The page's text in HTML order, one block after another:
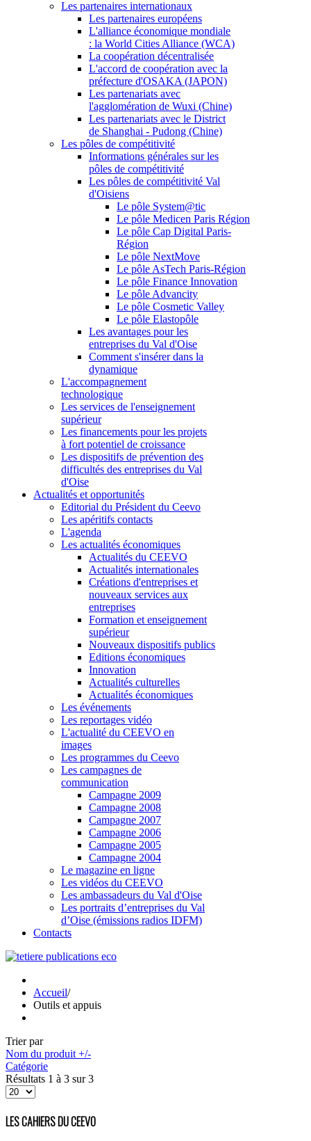
Les partenaires internationaux
Les partenaires européens
L'alliance économique mondiale
: la World Cities Alliance (WCA)
La coopération décentralisée
L'accord de coopération avec la
préfecture d'OSAKA (JAPON)
Les partenariats avec
l'agglomération de Wuxi (Chine)
Les partenariats avec le District
de Shanghai - Pudong (Chine)
Les pôles de compétitivité
Informations générales sur les
pôles de compétitivité
Les pôles de compétitivité Val
d'Oisiens
Le pôle System@tic
Le pôle Medicen Paris Région
Le pôle Cap Digital Paris-
Région
Le pôle NextMove
Le pôle AsTech Paris-Région
Le pôle Finance Innovation
Le pôle Advancity
Le pôle Cosmetic Valley
Le pôle Elastopôle
Les avantages pour les
entreprises du Val d'Oise
Comment s'insérer dans la
dynamique
L'accompagnement
technologique
Les services de l'enseignement
supérieur
Les financements pour les projets
à fort potentiel de croissance
Les dispositifs de prévention des
difficultés des entreprises du Val
d'Oise
Actualités et opportunités
Editorial du Président du Ceevo
Les apéritifs contacts
L'agenda
Les actualités économiques
Actualités du CEEVO
Actualités internationales
Créations d'entreprises et
nouveaux services aux
entreprises
Formation et enseignement
supérieur
Nouveaux dispositifs publics
Editions économiques
Innovation
Actualités culturelles
Actualités économiques
Les événements
Les reportages vidéo
L'actualité du CEEVO en
images
Les programmes du Ceevo
Les campagnes de
communication
Campagne 2009
Campagne 2008
Campagne 2007
Campagne 2006
Campagne 2005
Campagne 2004
Le magazine en ligne
Les vidéos du CEEVO
Les ambassadeurs du Val d'Oise
Les portraits d’entreprises du Val
d’Oise (émissions radios IDFM)
Contacts
Accueil/
Outils et appuis
Trier par
Nom du produit +/-
Catégorie
Résultats 1 à 3 sur 3
LES CAHIERS DU CEEVO